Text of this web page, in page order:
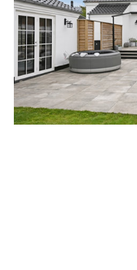
Esbjerg